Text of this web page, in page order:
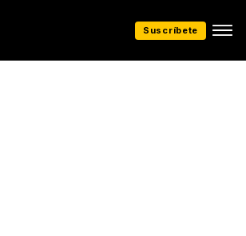
Suscríbete